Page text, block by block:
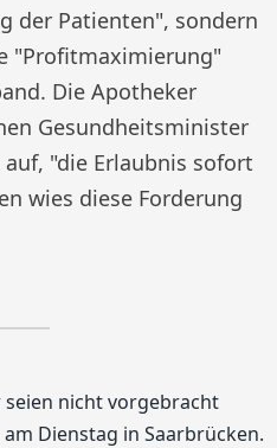
der Patienten", sondern
"Profitmaximierung"
Die Apotheker
Gesundheitsminister
auf, "die Erlaubnis sofort
wies diese Forderung
nicht vorgebracht
Dienstag in Saarbrücken.